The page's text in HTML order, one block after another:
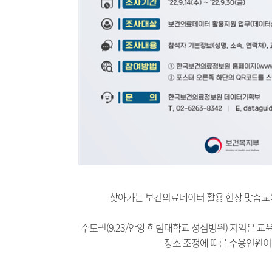
찾아가는 보건의료데이터 활용 현장 맞춤
수도권(9.23/안양한림대학교 성심병원) 지역은 교
장소 조정에 따른 수용인원